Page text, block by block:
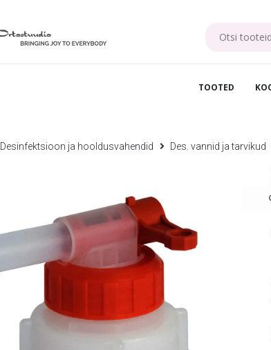
TOOTED
Desinfektsioon ja hooldusvahendid Des. vannid ja tarvikud